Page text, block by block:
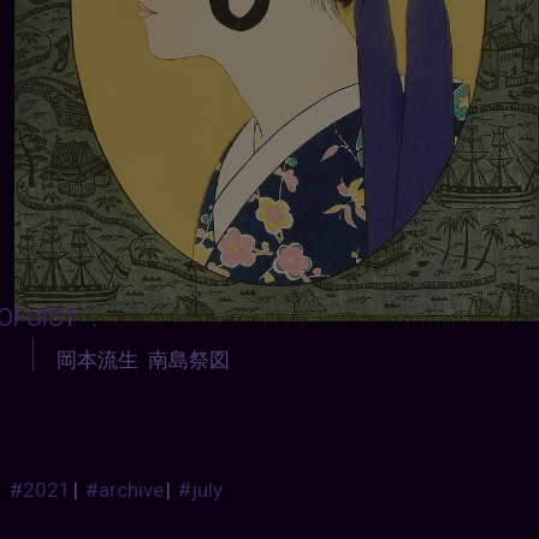
:
岡本流生 南島祭図
#2021 | #archive| #july